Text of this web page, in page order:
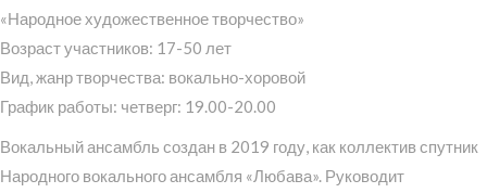
«Народное художественное творчество»
Возраст участников: 17-50 лет
Вид, жанр творчества: вокально-хоровой
График работы: четверг: 19.00-20.00
Вокальный ансамбль создан в 2019 году, как коллектив спутник
Народного вокального ансамбля «Любава». Руководит